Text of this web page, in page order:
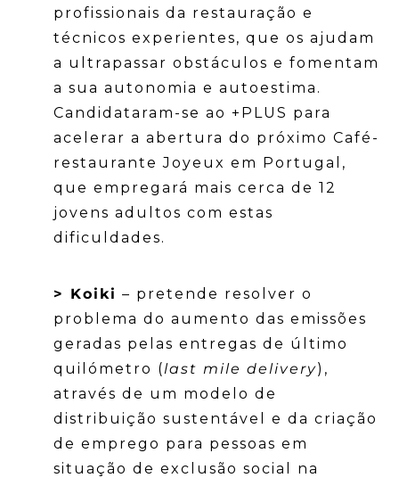
profissionais da restauração e
técnicos experientes, que os ajudam
a ultrapassar obstáculos e fomentam
a sua autonomia e autoestima.
Candidataram-se ao +PLUS para
acelerar a abertura do próximo Café-
restaurante Joyeux em Portugal,
que empregará mais cerca de 12
jovens adultos com estas
dificuldades.
> Koiki – pretende resolver o
problema do aumento das emissões
geradas pelas entregas de último
quilómetro (last mile delivery),
através de um modelo de
distribuição sustentável e da criação
de emprego para pessoas em
situação de exclusão social na